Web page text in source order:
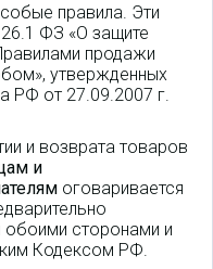
правила. Эти
26.1 ФЗ «О защите
продажи
утвержденных
РФ от 27.09.2007 г.
и возврата товаров
и
оговаривается
сторонами и
Кодексом РФ.